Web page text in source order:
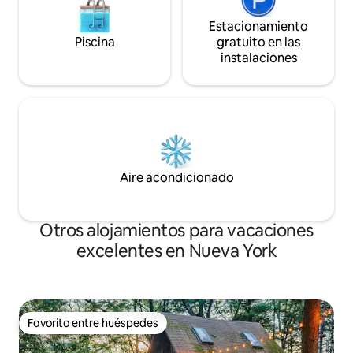
Piscina
Estacionamiento
gratuito en las
instalaciones
Aire acondicionado
Otros alojamientos para vacaciones
excelentes en Nueva York
Favorito entre huéspedes
Favorito entre huéspedes